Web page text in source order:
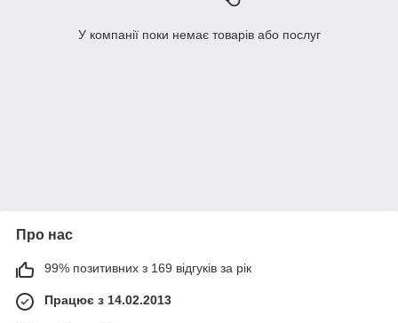
У компанії поки немає товарів або послуг
Про нас
99% позитивних з 169 відгуків за рік
Працює з 14.02.2013